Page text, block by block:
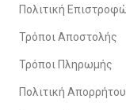
Πολιτική
Τρόποι Αποστολής
Τρόποι Πληρωμής
Πολιτική Απορρήτου